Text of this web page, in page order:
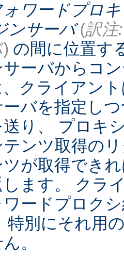
ォワードプロ
ンサーバ (訳注:
の間に位置す
ーバからコ
クライアン
ーバを指定し
り、 プロキ
ンツ取得の
ツが取得でき
します。 クラ
ワードプロク
特別にそれ用
。